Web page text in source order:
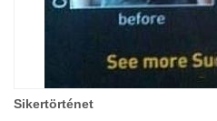
Sikertörténet